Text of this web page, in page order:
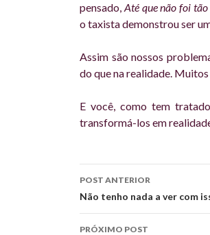
pensado, Até que não foi
o taxista demonstrou ser
Assim são nossos
do que na realidade.
E você, como tem
transformá-los em
Navegação
de
posts
POST ANTERIOR
Não tenho nada a ver com
PRÓXIMO POST